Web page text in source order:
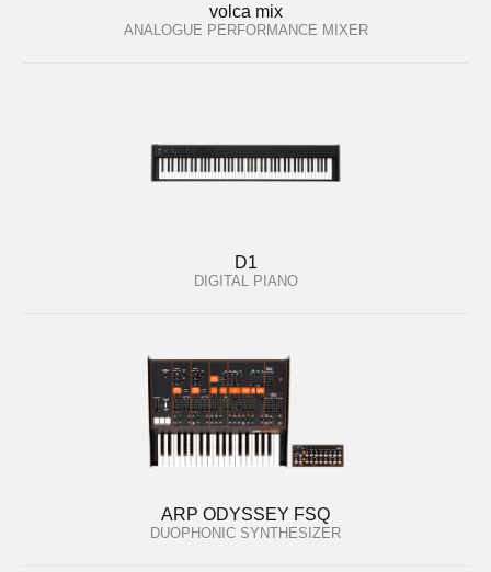
volca mix
ANALOGUE PERFORMANCE MIXER
D1
DIGITAL PIANO
ARP ODYSSEY FSQ
DUOPHONIC SYNTHESIZER